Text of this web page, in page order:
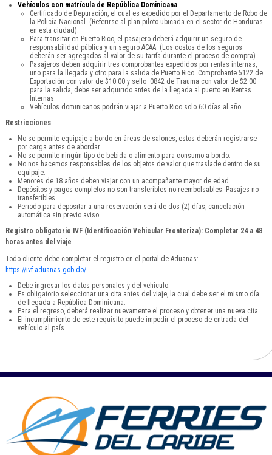
Vehículos con matrícula de República Dominicana
Certificado de Depuración, el cual es expedido por el Departamento de Robo de
la Policía Nacional. (Referirse al plan piloto ubicada en el sector de Honduras
en esta ciudad).
Para transitar en Puerto Rico, el pasajero deberá adquirir un seguro de
responsabilidad pública y un seguro ACAA. (Los costos de los seguros
deberán ser agregados al valor de su tarifa durante el proceso de compra).
Pasajeros deben adquirir tres comprobantes expedidos por rentas internas,
uno para la llegada y otro para la salida de Puerto Rico. Comprobante 5122 de
Exportación con valor de $10.00 y sello 0842 de Trauma con valor de $2.00
para la salida, debe ser adquirido antes de la llegada al puerto en Rentas
Internas.
Vehículos dominicanos podrán viajar a Puerto Rico solo 60 días al año.
Restricciones
No se permite equipaje a bordo en áreas de salones, estos deberán registrarse
por carga antes de abordar.
No se permite ningún tipo de bebida o alimento para consumo a bordo.
No nos hacemos responsables de los objetos de valor que traslade dentro de su
equipaje.
Menores de 18 años deben viajar con un acompañante mayor de edad.
Depósitos y pagos completos no son transferibles no reembolsables. Pasajes no
transferibles.
Periodo para depositar a una reservación será de dos (2) días, cancelación
automática sin previo aviso.
Registro obligatorio IVF (Identificación Vehicular Fronteriza): Completar 24 a 48
horas antes del viaje
Todo cliente debe completar el registro en el portal de Aduanas:
https://ivf.aduanas.gob.do/
Debe ingresar los datos personales y del vehículo.
Es obligatorio seleccionar una cita antes del viaje, la cual debe ser el mismo día
de llegada a República Dominicana.
Para el regreso, deberá realizar nuevamente el proceso y obtener una nueva cita.
El incumplimiento de este requisito puede impedir el proceso de entrada del
vehículo al país.